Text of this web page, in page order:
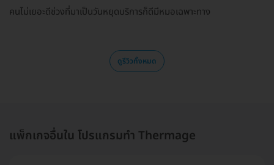
คนไม่เยอะดีช่วงที่มาเป็นวันหยุดบริการก็ดีมีหมอเฉพาะทาง
ดูรีวิวทั้งหมด
แพ็กเกจอื่นใน โปรแกรมทำ Thermage